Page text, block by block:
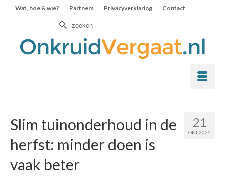
Wat, hoe & wie? Partners Privacyverklaring Contact
Zoek
21
OKT 2025
Slim tuinonderhoud in de
herfst: minder doen is
vaak beter